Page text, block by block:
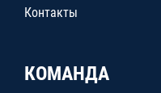
Контакты
КОМАНДА